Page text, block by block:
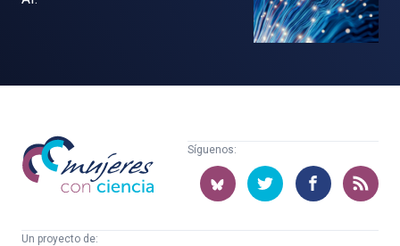
Mujeres
con
ciencia
Síguenos:
Un proyecto de: